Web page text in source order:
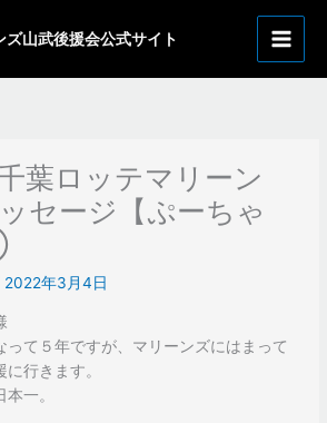
山武後援会公式サイト
葉ロッテマリーン
セージ【ぷーちゃ
2022年3月4日
って５年ですが、マリーンズにはまって
行きます。
一。